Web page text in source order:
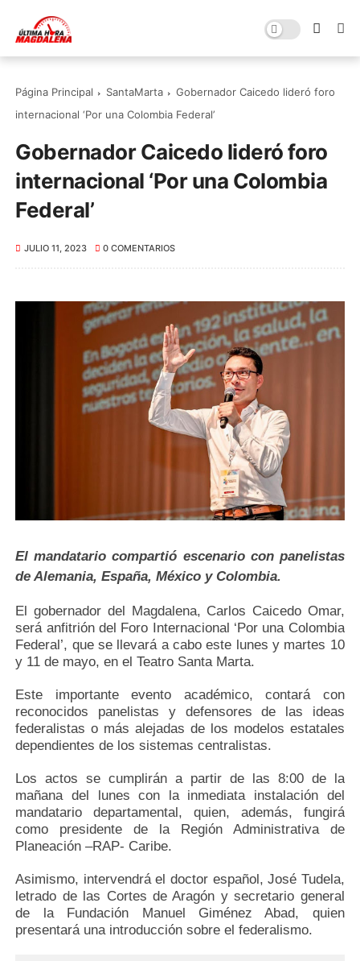
Página Principal SantaMarta
Gobernador Caicedo lideró foro
internacional ‘Por una Colombia Federal’
Gobernador Caicedo lideró foro
internacional ‘Por una Colombia
Federal’
JULIO 11, 2023 0 COMENTARIOS
El mandatario compartió escenario con panelistas
de Alemania, España, México y Colombia.
El gobernador del Magdalena, Carlos Caicedo Omar,
será anfitrión del Foro Internacional ‘Por una Colombia
Federal’, que se llevará a cabo este lunes y martes 10
y 11 de mayo, en el Teatro Santa Marta.
Este importante evento académico, contará con
reconocidos panelistas y defensores de las ideas
federalistas o más alejadas de los modelos estatales
dependientes de los sistemas centralistas.
Los actos se cumplirán a partir de las 8:00 de la
mañana del lunes con la inmediata instalación del
mandatario departamental, quien, además, fungirá
como presidente de la Región Administrativa de
Planeación –RAP- Caribe.
Asimismo, intervendrá el doctor español, José Tudela,
letrado de las Cortes de Aragón y secretario general
de la Fundación Manuel Giménez Abad, quien
presentará una introducción sobre el federalismo.